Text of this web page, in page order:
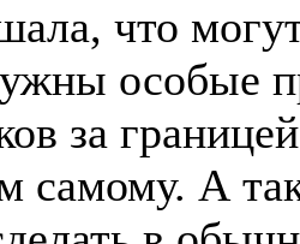
что
особые
за
самому. А